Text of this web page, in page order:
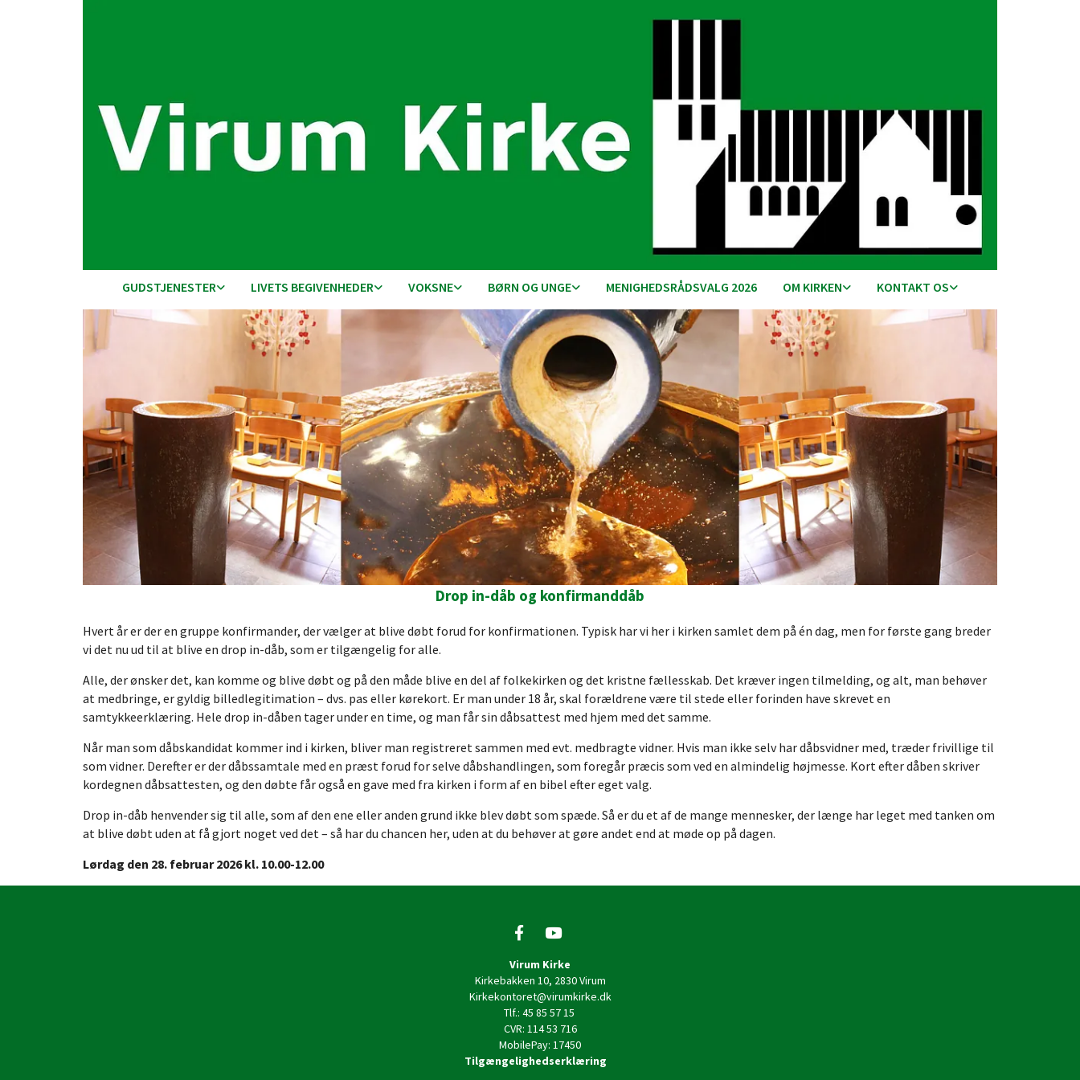
GUDSTJENESTER LIVETS BEGIVENHEDER VOKSNE BØRN OG UNGE MENIGHEDSRÅDSVALG 2026 OM KIRKEN KONTAKT OS
Drop in-dåb og konfirmanddåb
Hvert år er der en gruppe konfirmander, der vælger at blive døbt forud for konfirmationen. Typisk har vi her i kirken samlet dem på én dag, men for første gang breder
vi det nu ud til at blive en drop in-dåb, som er tilgængelig for alle.
Alle, der ønsker det, kan komme og blive døbt og på den måde blive en del af folkekirken og det kristne fællesskab. Det kræver ingen tilmelding, og alt, man behøver
at medbringe, er gyldig billedlegitimation – dvs. pas eller kørekort. Er man under 18 år, skal forældrene være til stede eller forinden have skrevet en
samtykkeerklæring. Hele drop in-dåben tager under en time, og man får sin dåbsattest med hjem med det samme.
Når man som dåbskandidat kommer ind i kirken, bliver man registreret sammen med evt. medbragte vidner. Hvis man ikke selv har dåbsvidner med, træder frivillige til
som vidner. Derefter er der dåbssamtale med en præst forud for selve dåbshandlingen, som foregår præcis som ved en almindelig højmesse. Kort efter dåben skriver
kordegnen dåbsattesten, og den døbte får også en gave med fra kirken i form af en bibel efter eget valg.
Drop in-dåb henvender sig til alle, som af den ene eller anden grund ikke blev døbt som spæde. Så er du et af de mange mennesker, der længe har leget med tanken om
at blive døbt uden at få gjort noget ved det – så har du chancen her, uden at du behøver at gøre andet end at møde op på dagen.
Lørdag den 28. februar 2026 kl. 10.00-12.00
Virum Kirke
Kirkebakken 10, 2830 Virum
Kirkekontoret@virumkirke.dk
Tlf.: 45 85 57 15
CVR: 114 53 716
MobilePay: 17450
Tilgængelighedserklæring